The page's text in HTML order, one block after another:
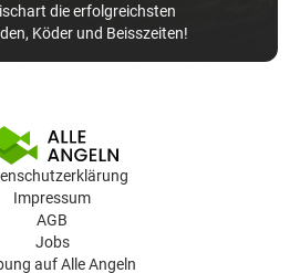
die erfolgreichsten
Köder und Beisszeiten!
Impressum
AGB
Jobs
auf Alle Angeln